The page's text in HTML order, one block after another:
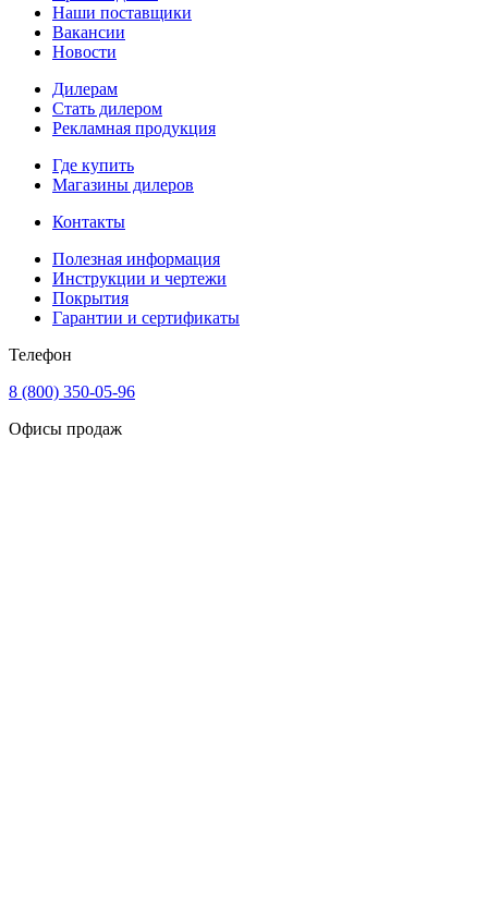
Наши поставщики
Вакансии
Новости
Дилерам
Стать дилером
Рекламная продукция
Где купить
Магазины дилеров
Контакты
Полезная информация
Инструкции и чертежи
Покрытия
Гарантии и сертификаты
Телефон
8 (800) 350-05-96
Офисы продаж